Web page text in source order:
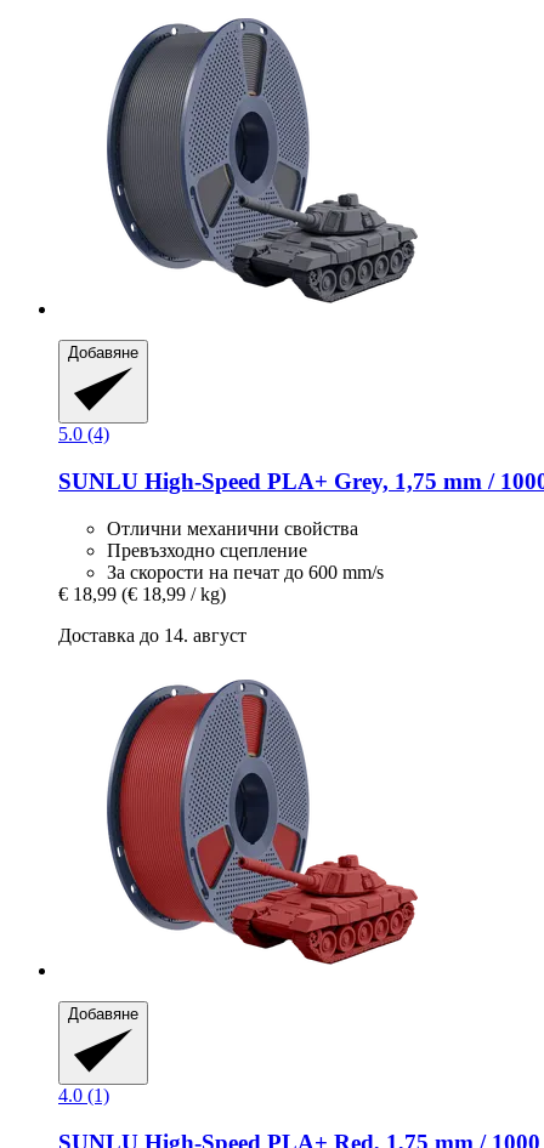
Добавяне
5.0 (4)
SUNLU High-​Speed PLA+ Grey, 1,75 mm /
Отлични механични свойства
Превъзходно сцепление
За скорости на печат до 600 mm/s
€ 18,99 (€ 18,99 / kg)
Доставка до 14. август
Добавяне
4.0 (1)
SUNLU High-​Speed PLA+ Red, 1,75 mm /